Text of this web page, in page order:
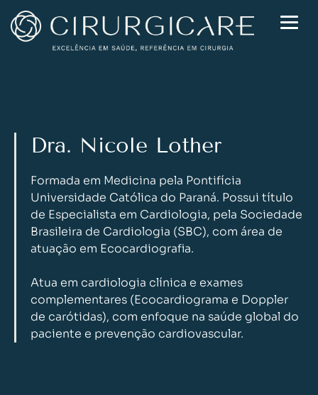
Skip
to
content
Dra. Nicole Lother
Formada em Medicina pela Pontifícia
Universidade Católica do Paraná. Possui título
de Especialista em Cardiologia, pela Sociedade
Brasileira de Cardiologia (SBC), com área de
atuação em Ecocardiografia.
Atua em cardiologia clínica e exames
complementares (Ecocardiograma e Doppler
de carótidas), com enfoque na saúde global do
paciente e prevenção cardiovascular.